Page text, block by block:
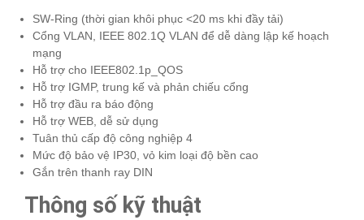
SW-Ring (thời gian khôi phục <20 ms khi đầy tải)
Cổng VLAN, IEEE 802.1Q VLAN để dễ dàng lập kế hoạch
mạng
Hỗ trợ cho IEEE802.1p_QOS
Hỗ trợ IGMP, trung kế và phản chiếu cổng
Hỗ trợ đầu ra báo động
Hỗ trợ WEB, dễ sử dụng
Tuân thủ cấp độ công nghiệp 4
Mức độ bảo vệ IP30, vỏ kim loại độ bền cao
Gắn trên thanh ray DIN
Thông số kỹ thuật